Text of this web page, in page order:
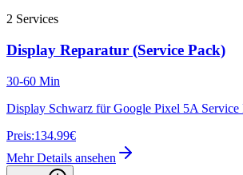
2 Services
Display Reparatur (Service Pack)
30-60 Min
Display Schwarz für Google Pixel 5A Service
Preis:134.99€
Mehr Details ansehen